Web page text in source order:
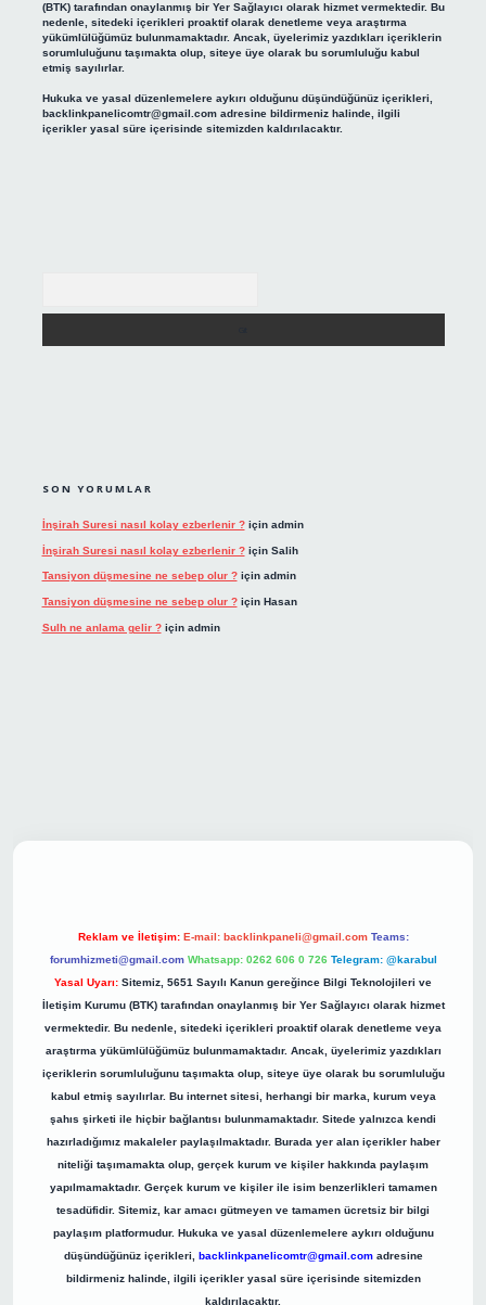
(BTK) tarafından onaylanmış bir Yer Sağlayıcı olarak hizmet vermektedir. Bu
nedenle, sitedeki içerikleri proaktif olarak denetleme veya araştırma
yükümlülüğümüz bulunmamaktadır. Ancak, üyelerimiz yazdıkları içeriklerin
sorumluluğunu taşımakta olup, siteye üye olarak bu sorumluluğu kabul
etmiş sayılırlar.
Hukuka ve yasal düzenlemelere aykırı olduğunu düşündüğünüz içerikleri,
backlinkpanelicomtr@gmail.comadresine bildirmeniz halinde, ilgili
içerikler yasal süre içerisinde sitemizden kaldırılacaktır.
SON YORUMLAR
İnşirah Suresi nasıl kolay ezberlenir ?için admin
İnşirah Suresi nasıl kolay ezberlenir ?için Salih
Tansiyon düşmesine ne sebep olur ?için admin
Tansiyon düşmesine ne sebep olur ?için Hasan
Sulh ne anlama gelir ?için admin
Reklam ve İletişim: E-mail: backlinkpaneli@gmail.com Teams:
forumhizmeti@gmail.com Whatsapp: 0262 606 0 726 Telegram: @karabul
Yasal Uyarı: Sitemiz, 5651 Sayılı Kanun gereğince Bilgi Teknolojileri ve
İletişim Kurumu (BTK) tarafından onaylanmış bir Yer Sağlayıcı olarak hizmet
vermektedir. Bu nedenle, sitedeki içerikleri proaktif olarak denetleme veya
araştırma yükümlülüğümüz bulunmamaktadır. Ancak, üyelerimiz yazdıkları
içeriklerin sorumluluğunu taşımakta olup, siteye üye olarak bu sorumluluğu
kabul etmiş sayılırlar. Bu internet sitesi, herhangi bir marka, kurum veya
şahıs şirketi ile hiçbir bağlantısı bulunmamaktadır. Sitede yalnızca kendi
hazırladığımız makaleler paylaşılmaktadır. Burada yer alan içerikler haber
niteliği taşımamakta olup, gerçek kurum ve kişiler hakkında paylaşım
yapılmamaktadır. Gerçek kurum ve kişiler ile isim benzerlikleri tamamen
tesadüfidir. Sitemiz, kar amacı gütmeyen ve tamamen ücretsiz bir bilgi
paylaşım platformudur. Hukuka ve yasal düzenlemelere aykırı olduğunu
düşündüğünüz içerikleri, backlinkpanelicomtr@gmail.comadresine
bildirmeniz halinde, ilgili içerikler yasal süre içerisinde sitemizden
kaldırılacaktır.